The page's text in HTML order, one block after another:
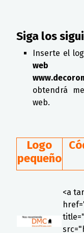
Siga los
Inserte el
web
obtendrá
web.
Logo
pequeño
<a